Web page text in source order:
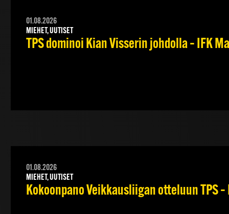
01.08.2026
MIEHET, UUTISET
TPS dominoi Kian Visserin johdolla – IFK
01.08.2026
MIEHET, UUTISET
Kokoonpano Veikkausliigan otteluun TPS